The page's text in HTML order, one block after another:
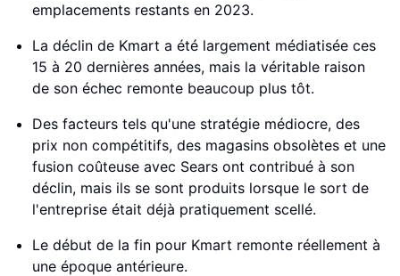
emplacements restants en 2023.
La déclin de Kmart a été largement médiatisée ces
15 à 20 dernières années, mais la véritable raison
de son échec remonte beaucoup plus tôt.
Des facteurs tels qu'une stratégie médiocre, des
prix non compétitifs, des magasins obsolètes et une
fusion coûteuse avec Sears ont contribué à son
déclin, mais ils se sont produits lorsque le sort de
l'entreprise était déjà pratiquement scellé.
Le début de la fin pour Kmart remonte réellement à
une époque antérieure.